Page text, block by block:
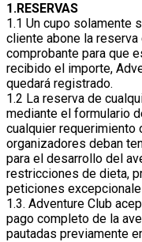
1.RESERVAS
1.1 Un cupo solamente
cliente abone la
comprobante para que
recibido el importe,
quedará registrado.
1.2 La reserva de
mediante el formulario
cualquier
organizadores deban
para el desarrollo del
restricciones de dieta,
peticiones
1.3. Adventure Club
pago completo de la
pautadas previamente